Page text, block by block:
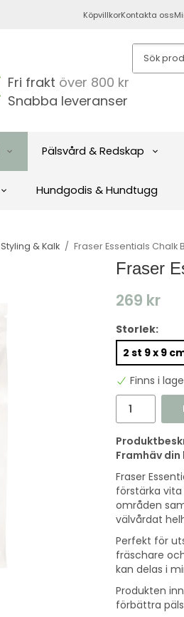
KöpvillkorKontakta oss
Fri frakt över 800 kr
Snabba leveranser
Pälsvård & Redskap
Hundgodis & Hundtugg
Styling & Kalk / Fraser Essentials Chalk
Fraser
269 kr
Storlek:
2 st 9 x 9
Finns i
Framhäv
Fraser
förstärka
områden
välvårdat
Perfekt för
fräschare
kan delas i
Produkten
förbättra